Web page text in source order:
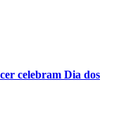
celebram Dia dos